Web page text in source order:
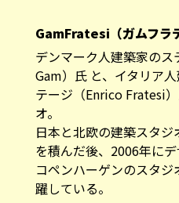
GamFratesi（ガムフラ
デンマーク人建築家の
Gam）氏 と、イタリア
テージ（Enrico Fratesi
オ。
日本と北欧の建築スタ
を積んだ後、2006年に
コペンハーゲンのスタ
躍している。